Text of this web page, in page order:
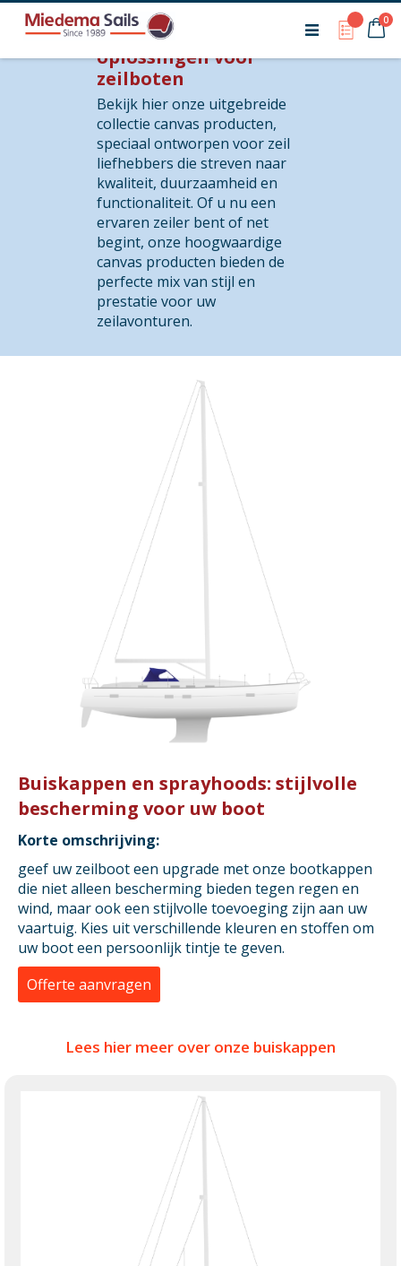
My 0
Duurzame canvas
oplossingen voor
zeilboten
Bekijk hier onze uitgebreide
collectie canvas producten,
speciaal ontworpen voor zeil
liefhebbers die streven naar
kwaliteit, duurzaamheid en
functionaliteit. Of u nu een
ervaren zeiler bent of net
begint, onze hoogwaardige
canvas producten bieden de
perfecte mix van stijl en
prestatie voor uw
zeilavonturen.
Buiskappen en sprayhoods: stijlvolle
bescherming voor uw boot
Korte omschrijving:
geef uw zeilboot een upgrade met onze bootkappen
die niet alleen bescherming bieden tegen regen en
wind, maar ook een stijlvolle toevoeging zijn aan uw
vaartuig. Kies uit verschillende kleuren en stoffen om
uw boot een persoonlijk tintje te geven.
Offerte aanvragen
Lees hier meer over onze buiskappen